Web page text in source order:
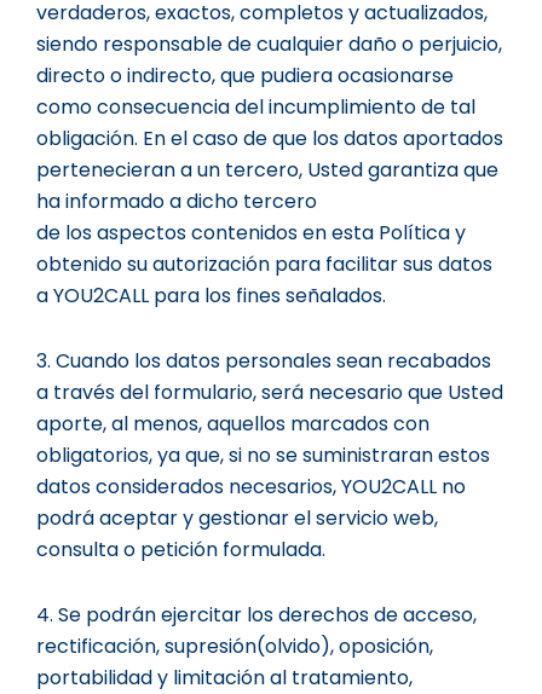
verdaderos, exactos, completos y actualizados,
siendo responsable de cualquier daño o perjuicio,
directo o indirecto, que pudiera ocasionarse
como consecuencia del incumplimiento de tal
obligación. En el caso de que los datos aportados
pertenecieran a un tercero, Usted garantiza que
ha informado a dicho tercero
de los aspectos contenidos en esta Política y
obtenido su autorización para facilitar sus datos
a YOU2CALL para los fines señalados.
3. Cuando los datos personales sean recabados
a través del formulario, será necesario que Usted
aporte, al menos, aquellos marcados con
obligatorios, ya que, si no se suministraran estos
datos considerados necesarios, YOU2CALL no
podrá aceptar y gestionar el servicio web,
consulta o petición formulada.
4. Se podrán ejercitar los derechos de acceso,
rectificación, supresión(olvido), oposición,
portabilidad y limitación al tratamiento,